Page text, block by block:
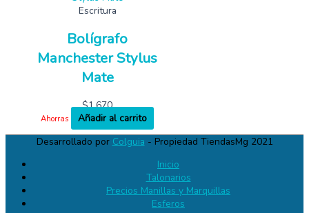
Escritura
Bolígrafo
Manchester Stylus
Mate
$1,670
Ahorras
Añadir al carrito
Desarrollado por Colguia - Propiedad TiendasMg 2021
Inicio
Talonarios
Precios Manillas y Marquillas
Esferos